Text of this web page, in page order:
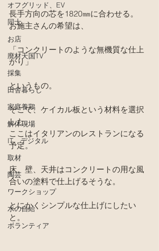
オフグリッド、EV
同士
お店
廃材天国TV
採集
田舎暮らし
家庭養鶏
解体現場
IT、デジタル
取材
陶芸
ワークショップ
水の自給
ボランティア
長手方向の芯を1820㎜に合わせる。
お施主さんの希望は、
「コンクリートのような無機質な仕上
がり」
というもの。
そこで、ケイカル板という材料を選択
した。
ここはイタリアンのレストランになる
予定。
床、壁、天井はコンクリートの用な風
合いの塗料で仕上げるそうな。
とにかくシンプルな仕上げにしたい
と。